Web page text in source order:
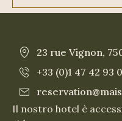
23 rue Vignon,
+33 (0)1 47 42 93
Il nostro hotel è